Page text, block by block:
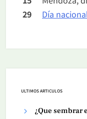
29
Día
ULTIMOS ARTICULOS
¿Que sembrar